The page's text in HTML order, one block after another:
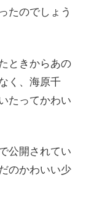
たのでしょう
ときからあの
く、海原千
たってかわい
公開されてい
のかわいい少